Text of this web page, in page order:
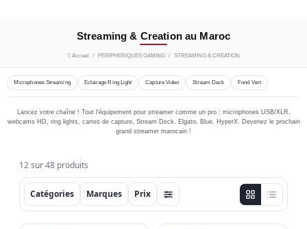
Streaming & Creation au Maroc
Accueil PERIPHERIQUES GAMING STREAMING & CREATION
Microphones Streaming Eclairage Ring Light Capture Video Stream Deck Fond Vert
Lancez votre chaîne ! Tout l'équipement pour streamer comme un pro : microphones USB/XLR,
webcams HD, ring lights, cartes de capture, Stream Deck. Elgato, Blue, HyperX. Devenez le prochain
grand streamer marocain !
12 sur 48 produits
Catégories Marques Prix